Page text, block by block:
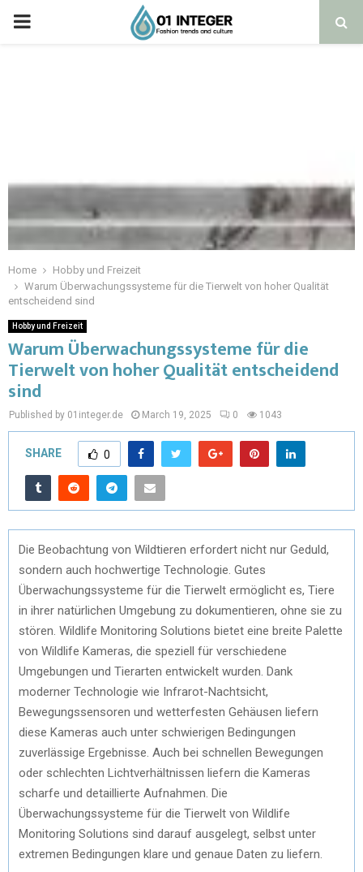
Home
Hobby und Freizeit
Warum Überwachungssysteme für die Tierwelt von hoher Qualität
entscheidend sind
Hobby und Freizeit
Warum Überwachungssysteme für die
Tierwelt von hoher Qualität entscheidend
sind
Published by 01integer.de March 19, 2025 0 1043
SHARE 0
Die Beobachtung von Wildtieren erfordert nicht nur Geduld,
sondern auch hochwertige Technologie. Gutes
Überwachungssysteme für die Tierwelt ermöglicht es, Tiere
in ihrer natürlichen Umgebung zu dokumentieren, ohne sie zu
stören. Wildlife Monitoring Solutions bietet eine breite Palette
von Wildlife Kameras, die speziell für verschiedene
Umgebungen und Tierarten entwickelt wurden. Dank
moderner Technologie wie Infrarot-Nachtsicht,
Bewegungssensoren und wetterfesten Gehäusen liefern
diese Kameras auch unter schwierigen Bedingungen
zuverlässige Ergebnisse. Auch bei schnellen Bewegungen
oder schlechten Lichtverhältnissen liefern die Kameras
scharfe und detaillierte Aufnahmen. Die
Überwachungssysteme für die Tierwelt von Wildlife
Monitoring Solutions sind darauf ausgelegt, selbst unter
extremen Bedingungen klare und genaue Daten zu liefern.